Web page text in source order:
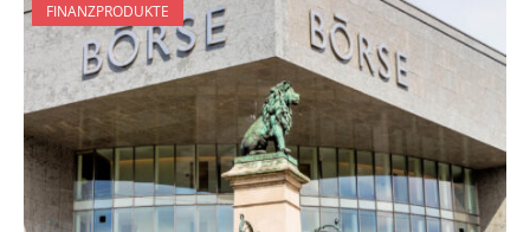
FINANZPRODUKTE